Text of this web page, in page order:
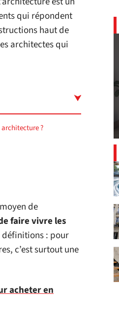
qui répondent
haut de
architectes qui
?
de
faire vivre les
définitions : pour
c’est surtout une
acheter en